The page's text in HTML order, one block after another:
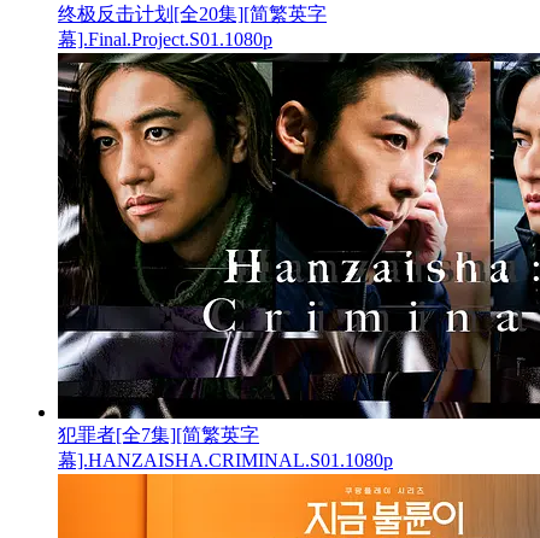
终极反击计划[全20集][简繁英字
幕].Final.Project.S01.1080p
犯罪者[全7集][简繁英字
幕].HANZAISHA.CRIMINAL.S01.1080p